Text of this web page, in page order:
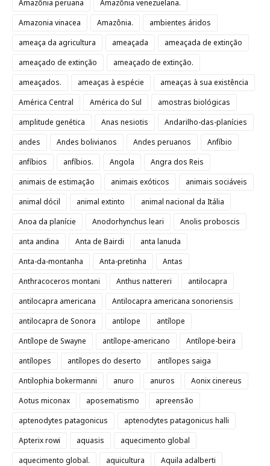
Amazônia peruana
Amazônia venezuelana.
Amazonia vinacea
Amazônia.
ambientes áridos
ameaça da agricultura
ameaçada
ameaçada de extinção
ameaçado de extinção
ameaçado de extinção.
ameaçados.
ameaças à espécie
ameaças à sua existência
América Central
América do Sul
amostras biológicas
amplitude genética
Anas nesiotis
Andarilho-das-planícies
andes
Andes bolivianos Andes peruanos
Anfíbio
anfíbios
anfíbios. Angola
Angra dos Reis
animais de estimação
animais exóticos
animais sociáveis
animal dócil
animal extinto
animal nacional da Itália
Anoa da planície
Anodorhynchus leari
Anolis proboscis
anta andina
Anta de Bairdi
anta lanuda
Anta-da-montanha
Anta-pretinha
Antas
Anthracoceros montani
Anthus nattereri
antilocapra
antilocapra americana
Antilocapra americana sonoriensis
antilocapra de Sonora
antilope
antílope
Antílope de Swayne
antílope-americano
Antílope-beira
antílopes
antílopes do deserto
antílopes saiga
Antilophia bokermanni
anuro anuros
Aonix cinereus
Aotus miconax
aposematismo
apreensão
aptenodytes patagonicus
aptenodytes patagonicus halli
Apterix rowi
aquasis
aquecimento global
aquecimento global.
aquicultura
Aquila adalberti